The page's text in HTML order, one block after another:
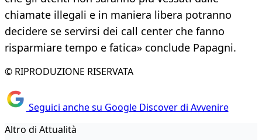
chiamate illegali e in maniera libera potranno
decidere se servirsi dei call center che fanno
risparmiare tempo e fatica» conclude Papagni.
© RIPRODUZIONE RISERVATA
Seguici anche su Google Discover di Avvenire
Altro di Attualità